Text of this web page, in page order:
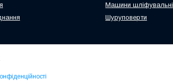
Машини шліфувальні
Шуруповерти